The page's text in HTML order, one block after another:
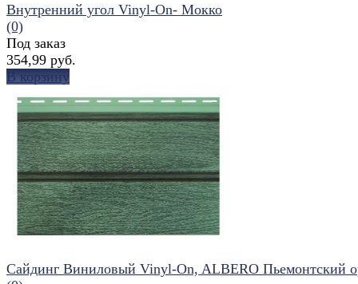
избранное сравнить
Внутренний угол Vinyl-On- Мокко
(0)
Под заказ
354,99 руб.
В корзину
Сайдинг Виниловый Vinyl-On, ALBERO Пьемонтский